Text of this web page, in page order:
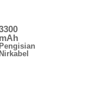
mAh
Pengisian
Nirkabel